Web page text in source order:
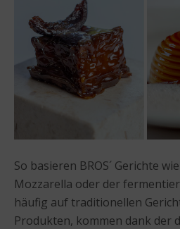
So basieren BROS´ Gerichte
Mozzarella oder der
häufig auf traditionellen
Produkten, kommen dank der